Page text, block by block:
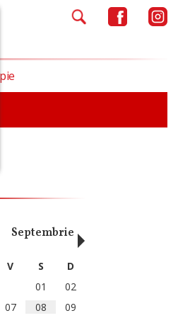
Septembrie Octombrie
V S
D
01
02
07 08
09